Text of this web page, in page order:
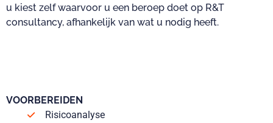
u kiest zelf waarvoor u een beroep doet op R&T
consultancy, afhankelijk van wat u nodig heeft.
VOORBEREIDEN
Risicoanalyse